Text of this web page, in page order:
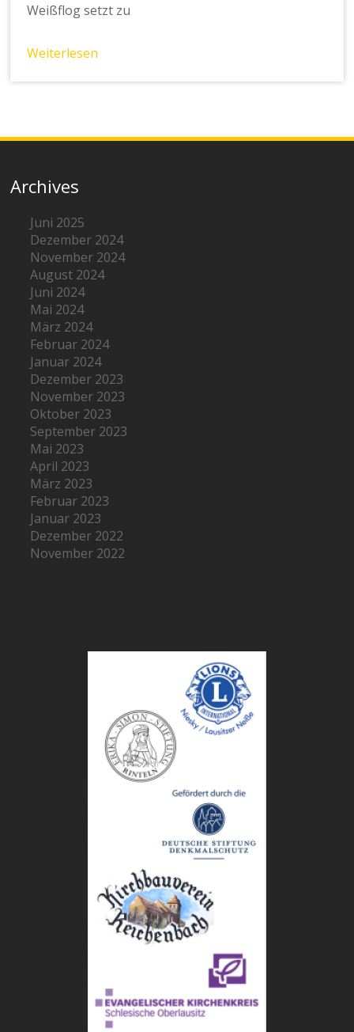
Weißflog setzt zu
Weiterlesen
Archives
Juni 2025
Dezember 2024
November 2024
August 2024
Juni 2024
Mai 2024
März 2024
Februar 2024
Januar 2024
Dezember 2023
November 2023
Oktober 2023
September 2023
Mai 2023
April 2023
März 2023
Februar 2023
Januar 2023
Dezember 2022
November 2022